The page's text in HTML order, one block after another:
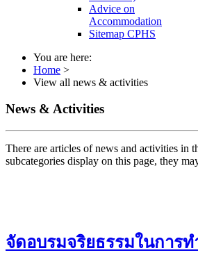
Advice on
Accommodation
Sitemap CPHS
You are here:
Home >
View all news & activities
News & Activities
There are articles of news and activities in
subcategories display on this page, they
จัดอบรมจริยธรรมในการท